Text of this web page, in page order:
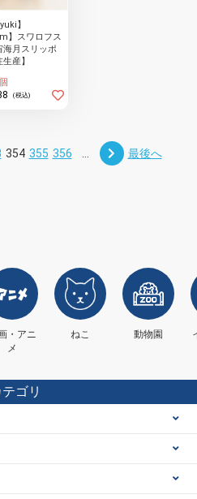
】
】スワロフス
海月スリッポ
産】
(税込)
354 355 356 最後へ
・アニ
メ
ねこ 動物園
テゴリ